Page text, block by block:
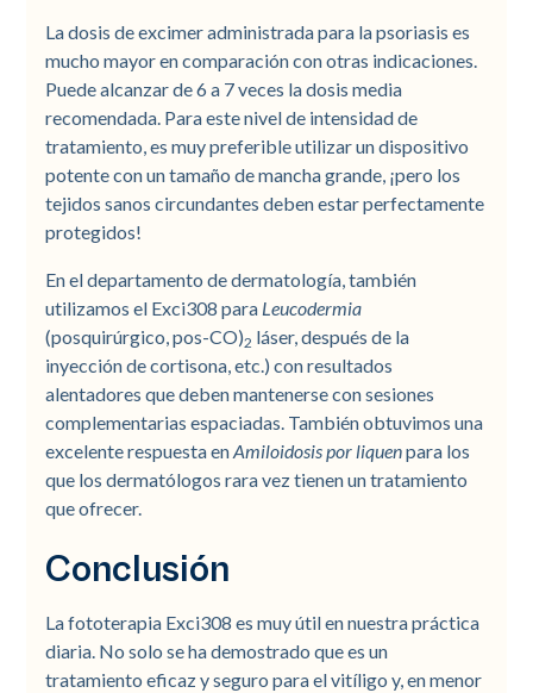
La dosis de excimer administrada para la psoriasis es
mucho mayor en comparación con otras indicaciones.
Puede alcanzar de 6 a 7 veces la dosis media
recomendada. Para este nivel de intensidad de
tratamiento, es muy preferible utilizar un dispositivo
potente con un tamaño de mancha grande, ¡pero los
tejidos sanos circundantes deben estar perfectamente
protegidos!
En el departamento de dermatología, también
utilizamos el Exci308 para Leucodermia
(posquirúrgico, pos-CO)2 láser, después de la
inyección de cortisona, etc.) con resultados
alentadores que deben mantenerse con sesiones
complementarias espaciadas. También obtuvimos una
excelente respuesta enAmiloidosis por liquenpara los
que los dermatólogos rara vez tienen un tratamiento
que ofrecer.
Conclusión
La fototerapia Exci308 es muy útil en nuestra práctica
diaria. No solo se ha demostrado que es un
tratamiento eficaz y seguro para el vitíligo y, en menor